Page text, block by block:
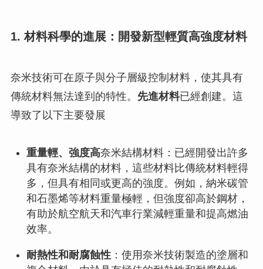
1. 材料科學的進展：開發新型輕質高強度材料
奈米技術可在原子與分子層級控制材料，使其具有
傳統材料無法達到的特性。 先進材料已經創建。這
導致了以下主要發展
重量輕、強度高奈米結構材料：已經開發出許多
具有奈米結構的材料，這些材料比傳統材料輕得
多，但具有相同或更高的強度。例如，納米碳管
和石墨烯等材料重量極輕，但強度卻高於鋼材，
有助於航空航天和汽車行業減輕重量和提高燃油
效率。
耐熱性和耐腐蝕性：使用奈米技術製造的塗層和